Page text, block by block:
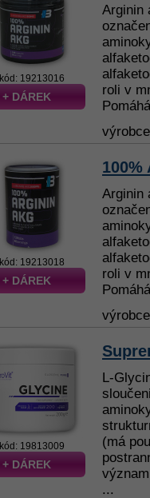
kód: 19213016
+ DÁREK
Arginin
roli v
kód: 19213018
+ DÁREK
100%
Arginin
roli v
kód: 19813009
+ DÁREK
L-
(má
...